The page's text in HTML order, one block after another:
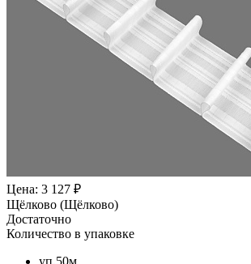
Цена: 3 127 ₽
Щёлково (Щёлково)
Достаточно
Количество в упаковке
уп.50м